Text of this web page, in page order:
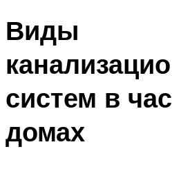
Виды
систем в
домах